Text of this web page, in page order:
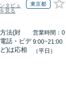
タビュ
見る
東京都
法(対
話・ビデ
)は応相
営業時間：0
9:00~21:00
（平日）